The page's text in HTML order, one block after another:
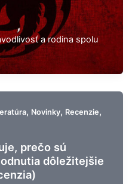
a rodina spolu
, Novinky, Recenzie,
prečo sú
dôležitejšie